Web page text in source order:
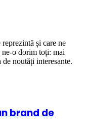
și care ne
ne-o dorim toți: mai
noutăți interesante.
brand de